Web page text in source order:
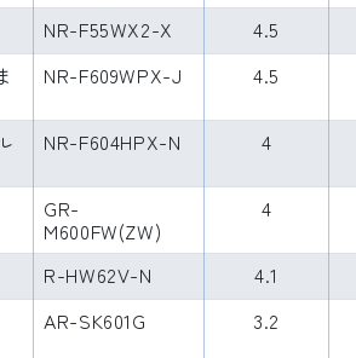
NR-F55WX2-X 4.5
NR-F609WPX-J 4.5
NR-F604HPX-N 4
GR-
M600FW(ZW)
4
R-HW62V-N 4.1
AR-SK601G 3.2